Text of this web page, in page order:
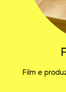
Film e